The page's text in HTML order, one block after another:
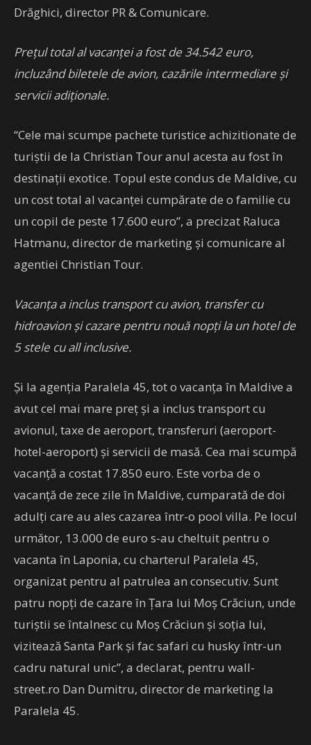
Drăghici, director PR & Comunicare.
Preţul total al vacanţei a fost de 34.542 euro,
incluzând biletele de avion, cazările intermediare şi
servicii adiţionale.
“Cele mai scumpe pachete turistice achizitionate de
turiştii de la Christian Tour anul acesta au fost în
destinaţii exotice. Topul este condus de Maldive, cu
un cost total al vacanţei cumpărate de o familie cu
un copil de peste 17.600 euro”, a precizat Raluca
Hatmanu, director de marketing şi comunicare al
agentiei Christian Tour.
Vacanţa a inclus transport cu avion, transfer cu
hidroavion şi cazare pentru nouă nopţi la un hotel de
5 stele cu all inclusive.
Şi la agenţia Paralela 45, tot o vacanţa în Maldive a
avut cel mai mare preţ şi a inclus transport cu
avionul, taxe de aeroport, transferuri (aeroport-
hotel-aeroport) şi servicii de masă. Cea mai scumpă
vacanţă a costat 17.850 euro. Este vorba de o
vacanţă de zece zile în Maldive, cumparată de doi
adulţi care au ales cazarea într-o pool villa. Pe locul
următor, 13.000 de euro s-au cheltuit pentru o
vacanta în Laponia, cu charterul Paralela 45,
organizat pentru al patrulea an consecutiv. Sunt
patru nopţi de cazare în Ţara lui Moş Crăciun, unde
turiştii se întalnesc cu Moş Crăciun şi soţia lui,
vizitează Santa Park şi fac safari cu husky într-un
cadru natural unic”, a declarat, pentru wall-
street.ro Dan Dumitru, director de marketing la
Paralela 45.